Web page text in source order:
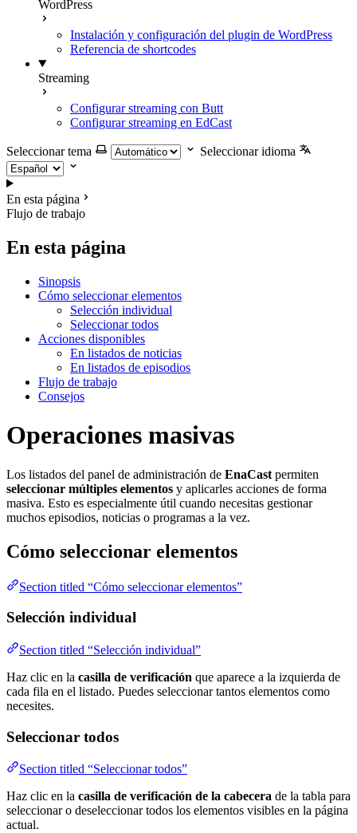
WordPress
Instalación y configuración del plugin de WordPress
Referencia de shortcodes
Streaming
Configurar streaming con Butt
Configurar streaming en EdCast
Seleccionar tema Seleccionar idioma
En esta página
Flujo de trabajo
En esta página
Sinopsis
Cómo seleccionar elementos
Selección individual
Seleccionar todos
Acciones disponibles
En listados de noticias
En listados de episodios
Flujo de trabajo
Consejos
Operaciones masivas
Los listados del panel de administración de EnaCast permiten
seleccionar múltiples elementos y aplicarles acciones de forma
masiva. Esto es especialmente útil cuando necesitas gestionar
muchos episodios, noticias o programas a la vez.
Cómo seleccionar elementos
Section titled “Cómo seleccionar elementos”
Selección individual
Section titled “Selección individual”
Haz clic en la casilla de verificación que aparece a la izquierda de
cada fila en el listado. Puedes seleccionar tantos elementos como
necesites.
Seleccionar todos
Section titled “Seleccionar todos”
Haz clic en la casilla de verificación de la cabecera de la tabla para
seleccionar o deseleccionar todos los elementos visibles en la página
actual.